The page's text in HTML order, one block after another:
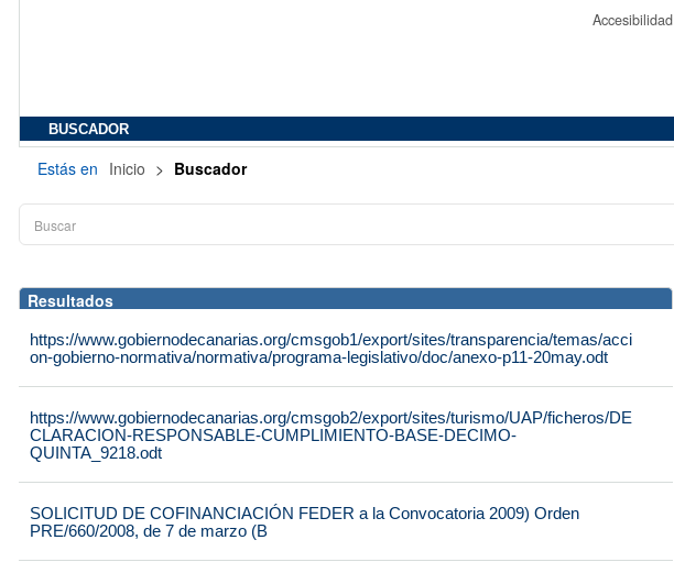
Accesibilidad
BUSCADOR
Estás en Inicio > Buscador
Resultados
https://www.gobiernodecanarias.org/cmsgob1/export/sites/transparencia/temas/acci
on-gobierno-normativa/normativa/programa-legislativo/doc/anexo-p11-20may.odt
https://www.gobiernodecanarias.org/cmsgob2/export/sites/turismo/UAP/ficheros/DE
CLARACION-RESPONSABLE-CUMPLIMIENTO-BASE-DECIMO-
QUINTA_9218.odt
SOLICITUD DE COFINANCIACIÓN FEDER a la Convocatoria 2009) Orden
PRE/660/2008, de 7 de marzo (B